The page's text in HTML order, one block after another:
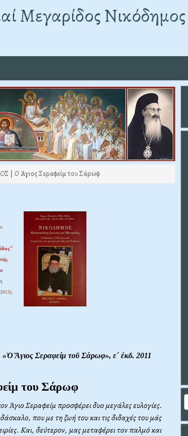
Μεγαρίδος Νικόδημος
Ο Άγιος Σεραφείμ του Σάρωφ
«Ὁ Ἅγιος Σεραφείμ τοῦ Σάρωφ», ε΄ έκδ. 2011
του Σάρωφ
Άγιο Σεραφείμ προσφέρει δυο μεγάλες ευλογίες.
που με τη ζωή του και τις διδαχές του μάς
Και, δεύτερον, μας μεταφέρει τον παλμό και